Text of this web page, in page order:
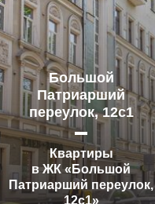
Большой
Патриарший
переулок, 12с1
Квартиры
в ЖК «Большой
Патриарший переулок,
12с1»